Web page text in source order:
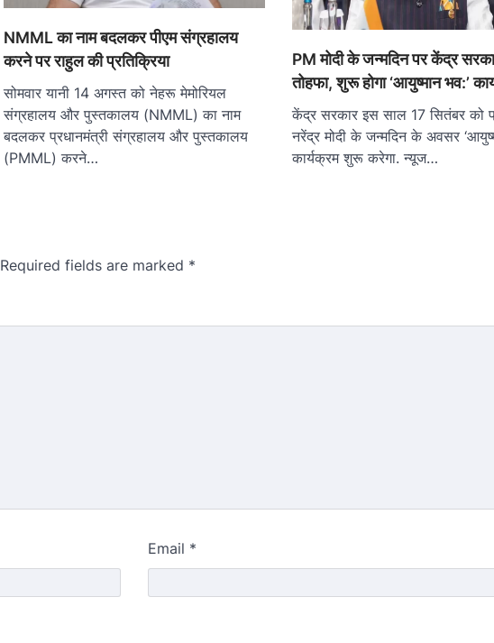
NMML का नाम बदलकर पीएम संग्रहालय
करने पर राहुल की प्रतिक्रिया
सोमवार यानी 14 अगस्त को नेहरू मेमोरियल
संग्रहालय और पुस्तकालय (NMML) का नाम
बदलकर प्रधानमंत्री संग्रहालय और पुस्तकालय
(PMML) करने…
PM मोदी के जन्मदिन पर केंद्र
तोहफा, शुरू होगा ‘आयुष्मान भव:’
केंद्र सरकार इस साल 17 सितंबर को
नरेंद्र मोदी के जन्मदिन के अवसर
कार्यक्रम शुरू करेगा. न्यूज…
Required fields are marked *
Email *